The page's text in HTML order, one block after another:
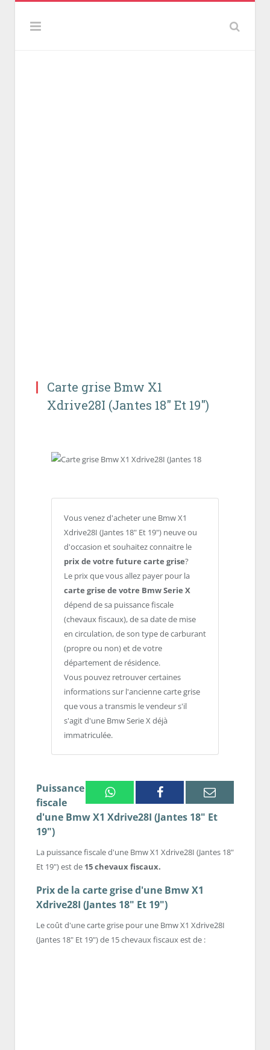
Carte grise Bmw X1
Xdrive28I (Jantes 18″ Et 19″)
Vous venez d'acheter une Bmw X1
Xdrive28I (Jantes 18" Et 19") neuve ou
d'occasion et souhaitez connaitre le
prix de votre future carte grise?
Le prix que vous allez payer pour la
carte grise de votre Bmw Serie X
dépend de sa puissance fiscale
(chevaux fiscaux), de sa date de mise
en circulation, de son type de carburant
(propre ou non) et de votre
département de résidence.
Vous pouvez retrouver certaines
informations sur l'ancienne carte grise
que vous a transmis le vendeur s'il
s'agit d'une Bmw Serie X déjà
immatriculée.
WhatsappFacebook Email
Puissance
fiscale
d'une Bmw X1 Xdrive28I (Jantes 18" Et
19")
La puissance fiscale d'une Bmw X1 Xdrive28I (Jantes 18"
Et 19") est de 15 chevaux fiscaux.
Prix de la carte grise d'une Bmw X1
Xdrive28I (Jantes 18" Et 19")
Le coût d'une carte grise pour une Bmw X1 Xdrive28I
(Jantes 18" Et 19") de 15 chevaux fiscaux est de :